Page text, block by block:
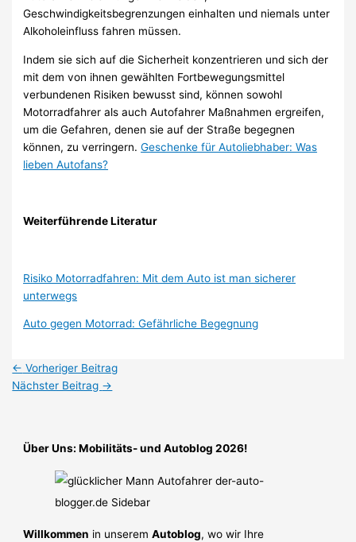
Geschwindigkeitsbegrenzungen einhalten und niemals unter
Alkoholeinfluss fahren müssen.
Indem sie sich auf die Sicherheit konzentrieren und sich der
mit dem von ihnen gewählten Fortbewegungsmittel
verbundenen Risiken bewusst sind, können sowohl
Motorradfahrer als auch Autofahrer Maßnahmen ergreifen,
um die Gefahren, denen sie auf der Straße begegnen
können, zu verringern.Geschenke für Autoliebhaber: Was
lieben Autofans?
Weiterführende Literatur
Risiko Motorradfahren: Mit dem Auto ist man sicherer
unterwegs
Auto gegen Motorrad: Gefährliche Begegnung
← Vorheriger Beitrag
Nächster Beitrag →
Über Uns: Mobilitäts- und Autoblog 2026!
Willkommen in unseremAutoblog, wo wir Ihre